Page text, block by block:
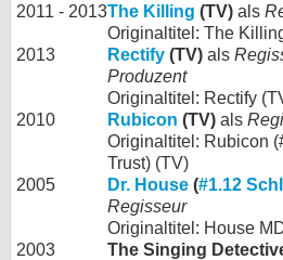
2011 - 2013The Killing (TV) als
Originaltitel: The
2013
Rectify (TV) als
Produzent
Originaltitel: Rectify
2010
Rubicon (TV) als
Originaltitel: Rubicon
Trust) (TV)
2005
Dr. House (#1.12
Regisseur
Originaltitel: House
2003
The Singing